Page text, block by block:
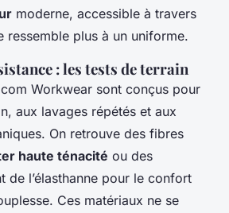
moderne, accessible à travers
ressemble plus à un uniforme.
: les tests de terrain
Workwear sont conçus pour
aux lavages répétés et aux
On retrouve des fibres
haute ténacité ou des
de l’élasthanne pour le confort
Ces matériaux ne se